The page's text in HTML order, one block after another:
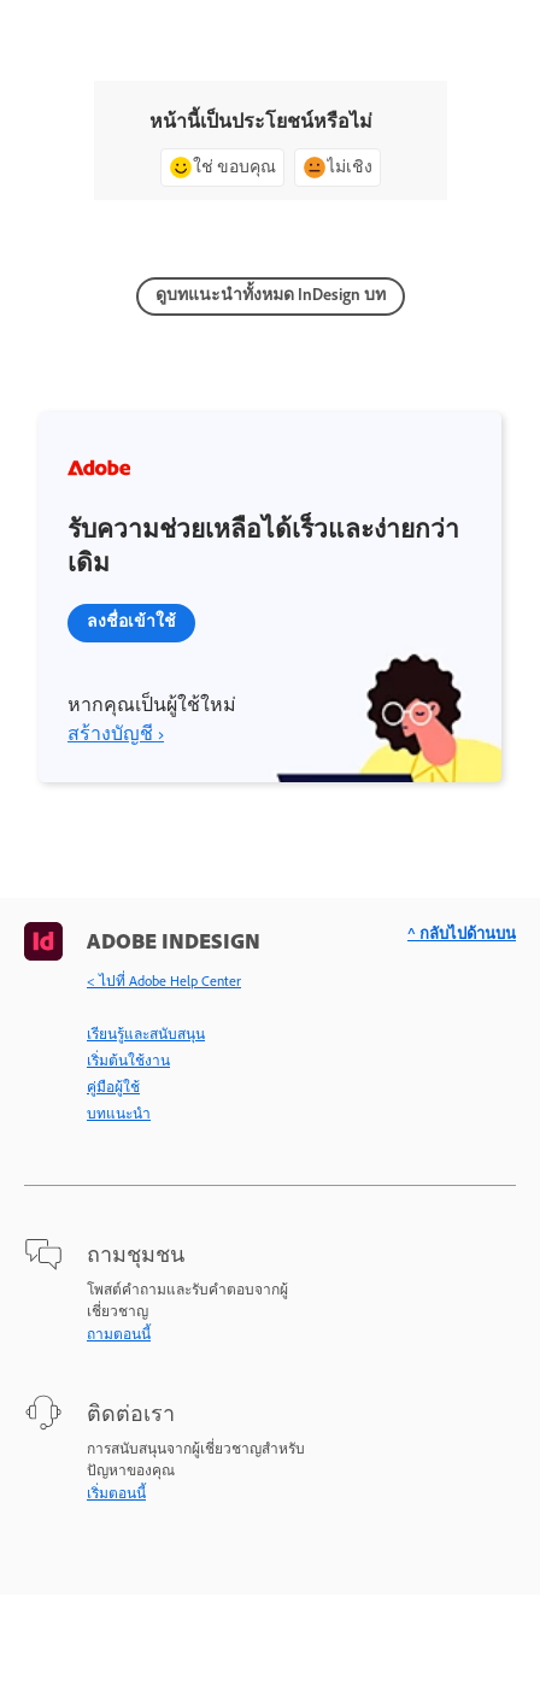
หน้านี้เป็นประโยชน์หรือไม่
ใช่ ขอบคุณ ไม่เชิง
ดูบทแนะนำทั้งหมด InDesign บท
รับความช่วยเหลือได้เร็วและง่ายกว่า
เดิม
ลงชื่อเข้าใช้
หากคุณเป็นผู้ใช้ใหม่
สร้างบัญชี ›
ADOBE INDESIGN
< ไปที่ Adobe Help Center
เรียนรู้และสนับสนุน
เริ่มต้นใช้งาน
คู่มือผู้ใช้
บทแนะนำ
ถามชุมชน
โพสต์คำถามและรับคำตอบจากผู้
เชี่ยวชาญ
ถามตอนนี้
ติดต่อเรา
การสนับสนุนจากผู้เชี่ยวชาญสำหรับ
ปัญหาของคุณ
เริ่มตอนนี้
^ กลับไปด้านบน